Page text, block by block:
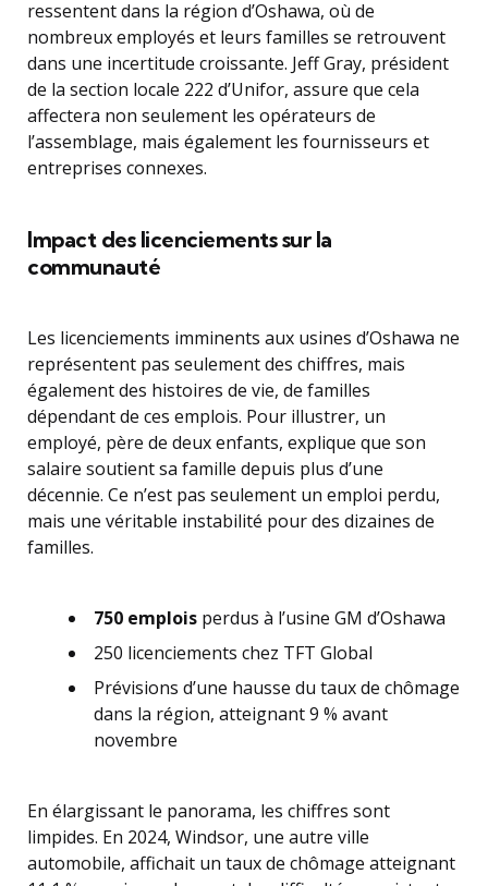
ressentent dans la région d’Oshawa, où de
nombreux employés et leurs familles se retrouvent
dans une incertitude croissante. Jeff Gray, président
de la section locale 222 d’Unifor, assure que cela
affectera non seulement les opérateurs de
l’assemblage, mais également les fournisseurs et
entreprises connexes.
Impact des licenciements sur la
communauté
Les licenciements imminents aux usines d’Oshawa ne
représentent pas seulement des chiffres, mais
également des histoires de vie, de familles
dépendant de ces emplois. Pour illustrer, un
employé, père de deux enfants, explique que son
salaire soutient sa famille depuis plus d’une
décennie. Ce n’est pas seulement un emploi perdu,
mais une véritable instabilité pour des dizaines de
familles.
750 emplois perdus à l’usine GM d’Oshawa
250 licenciements chez TFT Global
Prévisions d’une hausse du taux de chômage
dans la région, atteignant 9 % avant
novembre
En élargissant le panorama, les chiffres sont
limpides. En 2024, Windsor, une autre ville
automobile, affichait un taux de chômage atteignant